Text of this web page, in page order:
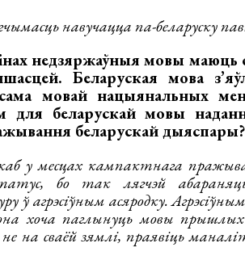
навучацца па-беларуску
недзяржаўныя мовы маюць
Беларуская мова
мовай нацыянальных
беларускай мовы
беларускай дыяспары?
у месцах кампактнага
бо так лягчэй
ў агрэсіўным асяродку.
хоча паглынуць мовы
на сваёй зямлі, праявіць